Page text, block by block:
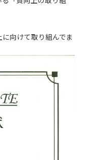
向けて取り組んでま